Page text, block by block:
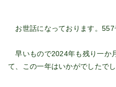
お世話になっております。557
早いもので2024年も残り一か
て、この一年はいかがでしたで